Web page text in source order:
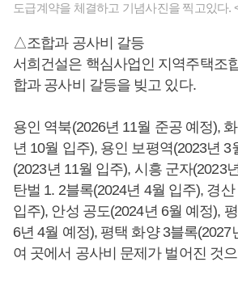
도급계약을 체결하고 기념사진을 찍고있다.
△조합과 공사비 갈등
서희건설은 핵심사업인 지역주택조
합과 공사비 갈등을 빚고 있다.
용인 역북(2026년 11월 준공 예정),
년 10월 입주), 용인 보평역(2023년 3
(2023년 11월 입주), 시흥 군자(2023
탄벌 1. 2블록(2024년 4월 입주), 경
입주), 안성 공도(2024년 6월 예정),
6년 4월 예정), 평택 화양 3블록(2027
여 곳에서 공사비 문제가 벌어진 것